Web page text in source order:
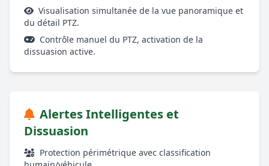
Visualisation simultanée de la vue panoramique et
du détail PTZ.
Contrôle manuel du PTZ, activation de la
dissuasion active.
Alertes Intelligentes et
Dissuasion
Protection périmétrique avec classification